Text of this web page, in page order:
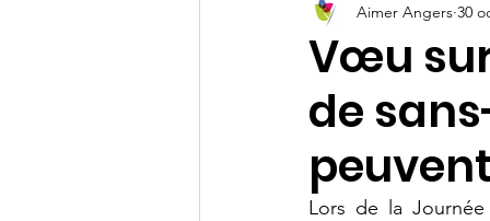
Sécurité - Qualité de vie
La Lettre Silvia
Céline VERON Bruno
Vœu
de
Aimer Angers 30
Lors de la